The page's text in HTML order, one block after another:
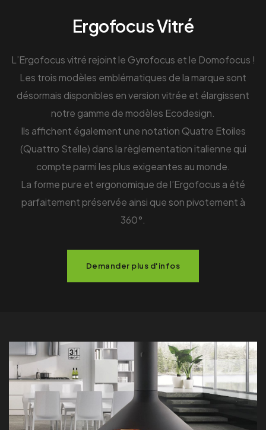
Ergofocus Vitré
L’Ergofocus vitré rejoint le Gyrofocus et le Domofocus !
Les trois modèles emblématiques de la marque sont
désormais disponibles en version vitrée et élargissent
notre gamme de modèles Ecodesign.
Ils affichent également une notation Quatre Etoiles
(Quattro Stelle) dans la règlementation italienne qui
compte parmi les plus exigeantes au monde.
La forme pure et ergonomique de l’Ergofocus a été
parfaitement préservée ainsi que son pivotement à
360°.
Demander plus d'infos